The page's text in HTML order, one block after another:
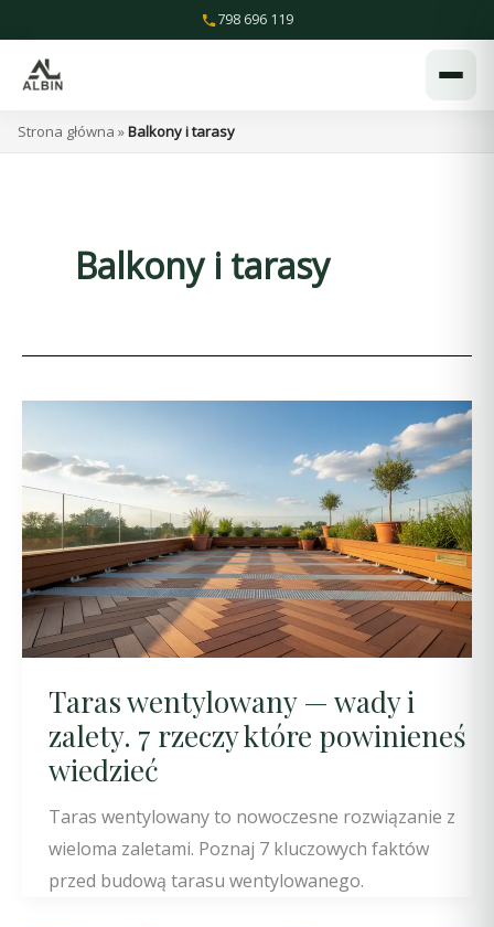
do
treści
798 696 119
Strona główna »Balkony i tarasy
Balkony i tarasy
Taras wentylowany — wady i
zalety. 7 rzeczy które powinieneś
wiedzieć
Taras wentylowany to nowoczesne rozwiązanie z
wieloma zaletami. Poznaj 7 kluczowych faktów
przed budową tarasu wentylowanego.